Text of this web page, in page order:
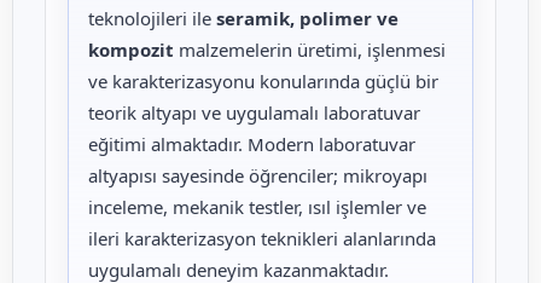
teknolojileri ile seramik, polimer ve
kompozit malzemelerin üretimi, işlenmesi
ve karakterizasyonu konularında güçlü bir
teorik altyapı ve uygulamalı laboratuvar
eğitimi almaktadır. Modern laboratuvar
altyapısı sayesinde öğrenciler; mikroyapı
inceleme, mekanik testler, ısıl işlemler ve
ileri karakterizasyon teknikleri alanlarında
uygulamalı deneyim kazanmaktadır.